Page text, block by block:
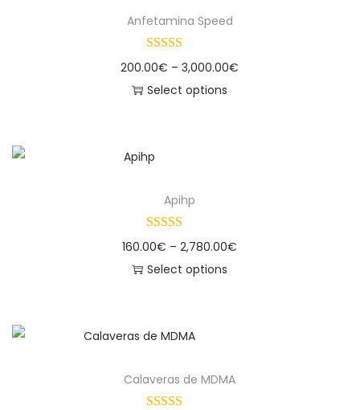
Anfetamina Speed
200.00€ – 3,000.00€
Select options
Apihp
160.00€ – 2,780.00€
Select options
Calaveras de MDMA